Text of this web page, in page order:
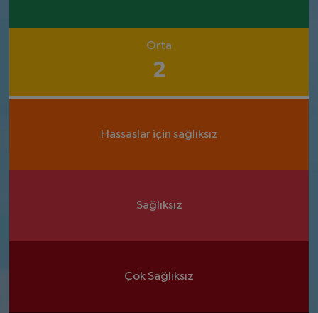
Orta
2
Hassaslar için sağlıksız
Sağlıksız
Çok Sağlıksız